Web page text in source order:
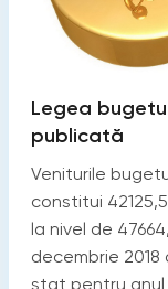
Legea
publicată
Veniturile
constitui
la nivel de
decembrie
stat pentru anul